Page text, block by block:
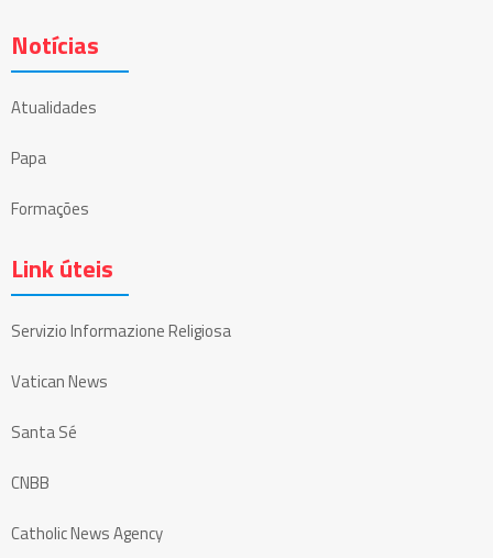
Notícias
Atualidades
Papa
Formações
Link úteis
Servizio Informazione Religiosa
Vatican News
Santa Sé
CNBB
Catholic News Agency